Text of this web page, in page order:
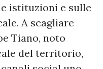
istituzioni e sulle
A scagliare
Tiano, noto
del territorio,